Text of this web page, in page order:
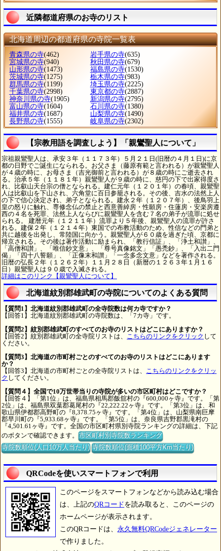
近隣都道府県のお寺のリスト
北海道周辺の都道府県の寺院一覧表
青森県の寺(462) 岩手県の寺(635)
宮城県の寺(940) 秋田県の寺(679)
山形県の寺(1473) 福島県の寺(1530)
茨城県の寺(1275) 栃木県の寺(983)
群馬県の寺(1199) 埼玉県の寺(2225)
千葉県の寺(2998) 東京都の寺(2887)
神奈川県の寺(1905) 新潟県の寺(2795)
富山県の寺(1604) 石川県の寺(1380)
福井県の寺(1687) 山梨県の寺(1490)
長野県の寺(1555) 岐阜県の寺(2302)
【宗教用語を調査しよう】「親鸞聖人について」
宗祖親鸞聖人は、承安３年（１１７３年）５月２１日(旧暦の４月１日)に京
都の日野でご誕生になられる。お父さま（藤原有範と言われる）が親鸞聖人
が４歳の時に、お母さま（吉光御前と言われる）が８歳の時にご逝去され
る。治承５年（１１８１年）親鸞聖人が９歳の時に、慈円の下で出家得度さ
れ、比叡山天台宗の僧となられる。建仁元年（１２０１年）の春頃、親鸞聖
人は比叡山を下山され、六角堂に百日参籠される。その後、吉水の法然上人
の下で信心決定され、弟子となられる。建永２年（１２０７年）、後鳥羽上
皇の怒りに触れ、専修念仏の禁止と西意善綽房・性願房・住蓮房・安楽房遵
西の４名を死罪、法然上人ならびに親鸞聖人を含む７名の弟子が流罪に処せ
られる。 建暦元年（１２１１年）流罪より５年後、親鸞聖人の流罪が許さ
れる。建保２年（１２１４年）東国での布教活動のため、性信などの門弟と
共に越後を出発し、常陸国に向かう。親鸞聖人が６０歳を過ぎた頃、京都に
帰京される。その後は著作活動に励まられ、「教行信証」、「浄土和讃」、
「高僧和讃」、「唯信鈔文意」、「尊号真像銘文」「愚禿鈔」、「入出二門
偈」「四十八誓願」、「正像末和讃」「一念多念文意」などを著作される。
旧暦の弘長２年（１２６２年）１１月２８日（新暦の１２６３年１月１６
日）親鸞聖人は９０歳で入滅される。
詳細はこのリンク【親鸞聖人について】
北海道紋別郡雄武町の寺院についてのよくある質問
【質問1】北海道紋別郡雄武町の全寺院数は何カ寺ですか？
【回答1】北海道紋別郡雄武町の寺院数は、「7カ寺」です。
【質問2】紋別郡雄武町のすべてのお寺のリストはどこにありますか？
【回答2】紋別郡雄武町の全寺院リストは、 こちらのリンクをクリック して
ください。
【質問3】北海道の市町村ごとのすべてのお寺のリストはどこにあります
か？
【回答3】北海道の市町村ごとの全寺院リストは、 こちらのリンクをクリッ
ク してください。
【質問４】全国で10万世帯当りの寺院が多いの市区町村はどこですか？
【回答４】「第1位」は、福島県相馬郡飯舘村の『600,000ヶ寺』です。「第
2位」は、福島県双葉郡葛尾村の『22,222.22ヶ寺』です。「第3位」は、和
歌山県伊都郡高野町の『8,378.75ヶ寺』です。「第4位」は、山梨県南巨摩
郡早川町の『5,933.68ヶ寺』です。「第5位」は、奈良県吉野郡黒滝村の
『4,501.61ヶ寺』です。全国の市区町村県別寺院ランキングの詳細は、下記
のボタンで確認できます。市区町村別寺院数ランキング
寺院数順位(人口10万人当たり) 寺院数順位(面積100平方Km当たり)
QRCodeを使いスマートフォンで利用
このページをスマートフォンなどから読み込む場合
は、上記のQRコード を読み取ると、このページの
ホームページが表示されます。
このQRコードは、 永久無料QRCodeジェネレーター
で作りました。